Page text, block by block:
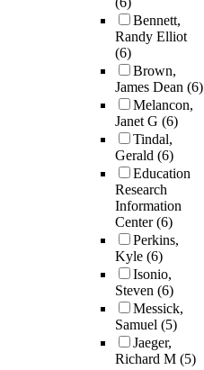
Bennett,
Randy Elliot
(6)
Brown,
James Dean (6)
Melancon,
Janet G (6)
Tindal,
Gerald (6)
Education
Research
Information
Center(6)
Perkins,
Kyle (6)
Isonio,
Steven (6)
Messick,
Samuel (5)
Jaeger,
Richard M (5)